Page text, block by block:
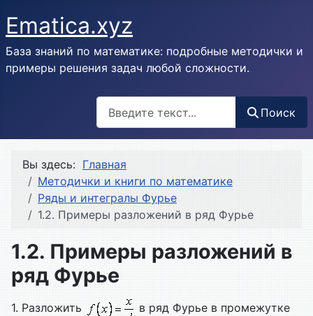
Ematica.xyz
База знаний по математике: подробные методички и
примеры решения задач любой сложности.
Поиск
Вы здесь: Главная
Методички и книги по математике
Ряды и интегралы Фурье
1.2. Примеры разложений в ряд Фурье
1.2. Примеры разложений в
ряд Фурье
1. Разложить
в ряд Фурье в промежутке